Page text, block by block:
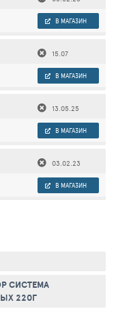
В МАГАЗИН
15.07
В МАГАЗИН
13.05.25
В МАГАЗИН
03.02.23
В МАГАЗИН
СИСТЕМА
220Г